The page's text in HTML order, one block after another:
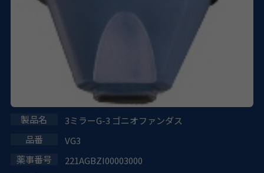
3ミラーG-3 ゴニオファンダス
VG3
221AGBZI00003000